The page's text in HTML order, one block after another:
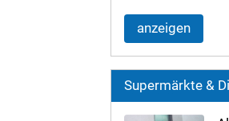
anzeigen
Supermärkte &